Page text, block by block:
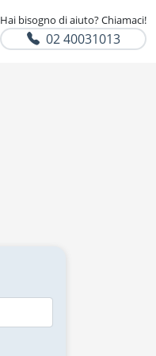
Hai bisogno di aiuto? Chiamaci!
02 40031013